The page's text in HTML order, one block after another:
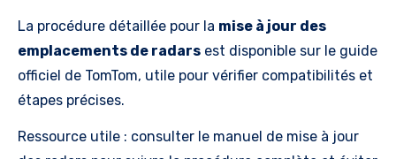
La procédure détaillée pour la mise à jour des
emplacements de radars est disponible sur le guide
officiel de TomTom, utile pour vérifier compatibilités et
étapes précises.
Ressource utile : consulter le manuel de mise à jour